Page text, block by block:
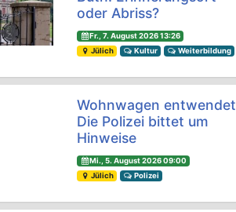
oder Abriss?
Fr., 7. August 2026 13:26
Jülich
Kultur Weiterbildung
Wohnwagen
Die Polizei bittet um
Hinweise
Mi., 5. August 2026 09:00
Jülich
Polizei